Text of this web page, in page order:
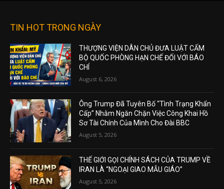
TIN HOT TRONG NGÀY
THƯỢNG VIỆN DÂN CHỦ ĐƯA LUẬT CẤM
BỘ QUỐC PHÒNG HẠN CHẾ ĐỐI VỚI BÁO
CHÍ
August 6, 2026
Ông Trump Đã Tuyên Bố “Tình Trạng Khẩn
Cấp” Nhằm Ngăn Chặn Việc Công Khai Hồ
Sơ Tài Chính Của Mình Cho Đài BBC
August 5, 2026
THẾ GIỚI GỌI CHÍNH SÁCH CỦA TRUMP VỀ
IRAN LÀ “NGOẠI GIAO MẪU GIÁO”
August 5, 2026